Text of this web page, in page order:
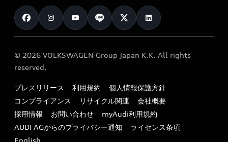
カタログ一覧
車検 / 定期点検
e-tronアフターサポート
myAudi
クオリティ
保証
メンテナンス
ファイナンス
キャンペーン / イベント
買取査定
お知らせ
オーナー様向けキャンペーン
特定整備適用車一覧
リサイクル法
よくある質問（FAQ）
© 2026 VOLKSWAGEN Group Japan K.K. All rights
reserved.
プレスリリース 利用規約
個人情報保護方針
コンプライアンス
リサイクル関連
会社概要
採用情報
お問い合わせ
myAudi利用規約
AUDI AGからのプライバシー通知
ライセンス条項
English